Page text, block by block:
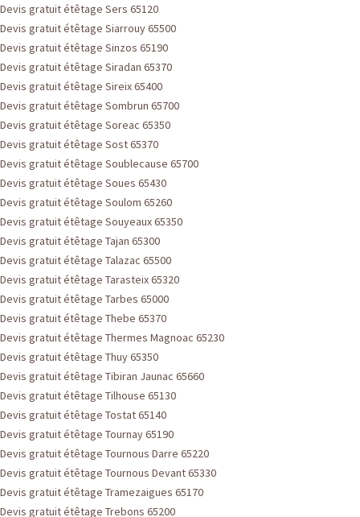
Devis gratuit étêtage Sers 65120
Devis gratuit étêtage Siarrouy 65500
Devis gratuit étêtage Sinzos 65190
Devis gratuit étêtage Siradan 65370
Devis gratuit étêtage Sireix 65400
Devis gratuit étêtage Sombrun 65700
Devis gratuit étêtage Soreac 65350
Devis gratuit étêtage Sost 65370
Devis gratuit étêtage Soublecause 65700
Devis gratuit étêtage Soues 65430
Devis gratuit étêtage Soulom 65260
Devis gratuit étêtage Souyeaux 65350
Devis gratuit étêtage Tajan 65300
Devis gratuit étêtage Talazac 65500
Devis gratuit étêtage Tarasteix 65320
Devis gratuit étêtage Tarbes 65000
Devis gratuit étêtage Thebe 65370
Devis gratuit étêtage Thermes Magnoac 65230
Devis gratuit étêtage Thuy 65350
Devis gratuit étêtage Tibiran Jaunac 65660
Devis gratuit étêtage Tilhouse 65130
Devis gratuit étêtage Tostat 65140
Devis gratuit étêtage Tournay 65190
Devis gratuit étêtage Tournous Darre 65220
Devis gratuit étêtage Tournous Devant 65330
Devis gratuit étêtage Tramezaigues 65170
Devis gratuit étêtage Trebons 65200